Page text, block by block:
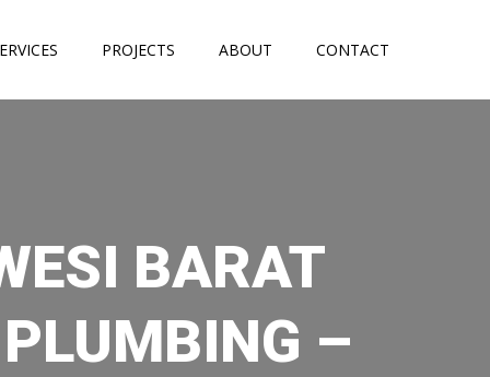
PROJECTS ABOUT CONTACT
BARAT
–